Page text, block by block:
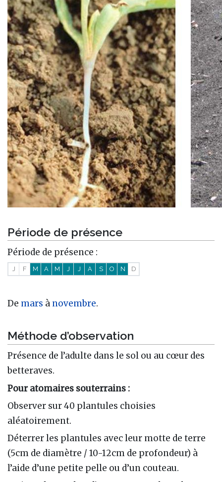
Période de présence
Période de présence :
J F M A M J J A S O N D
De mars à novembre.
Méthode d’observation
Présence de l’adulte dans le sol ou au cœur des
betteraves.
Pour atomaires souterrains :
Observer sur 40 plantules choisies
aléatoirement.
Déterrer les plantules avec leur motte de terre
(5cm de diamètre / 10-12cm de profondeur) à
l’aide d’une petite pelle ou d’un couteau.